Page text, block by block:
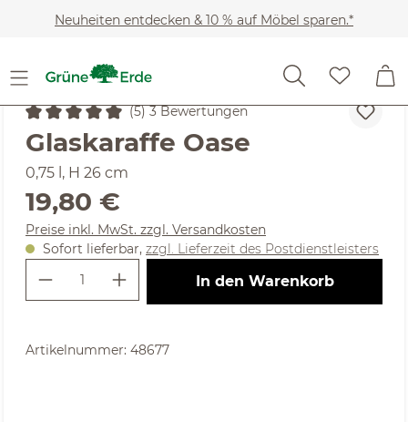
Zum Hauptinhalt springen
Neuheiten entdecken & 10 % auf Möbel sparen.*
Wohnaccessoires Gläser, Karaffen &
Durchschnittliche Bewertung von 5 von 5 Sternen
(5) 3 Bewertungen
Glaskaraffe Oase
0,75 l, H 26 cm
Regulärer Preis:
19,80 €
Preise inkl. MwSt. zzgl. Versandkosten
Sofort lieferbar, zzgl. Lieferzeit des Postdienstleisters
Produkt Anzahl: Gib den
In den Warenkorb
Artikelnummer: 48677